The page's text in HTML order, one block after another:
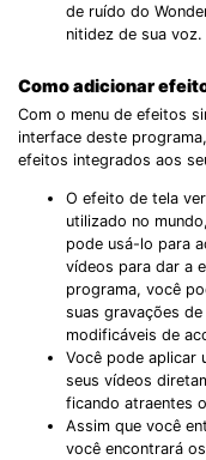
de ruído do
nitidez de sua voz.
Como adicionar
Com o menu de efeitos
interface deste
efeitos integrados aos
O efeito de tela
utilizado no
pode usá-lo para
vídeos para dar a
programa, você
suas gravações
modificáveis ​​de
Você pode aplicar
seus vídeos
ficando atraentes
Assim que você
você encontrará